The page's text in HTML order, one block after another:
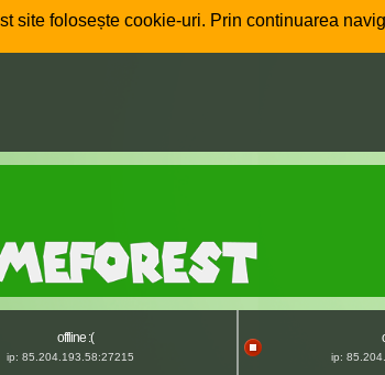
site folosește cookie-uri. Prin continuarea
offline :(
ip: 85.204.193.58:27215 ip: